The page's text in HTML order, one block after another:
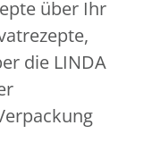
über Ihr
die LINDA